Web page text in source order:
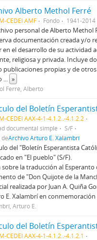
Alberto Methol Ferré
CEDEI AMF Fondo 1941-2014
personal de Alberto Methol
documentación creada y/o
en el desarrollo de su actividad
religiosa y privada. Incluye
publicaciones propias y de
... »
Ferré, Alberto
CEDEI AAX-4-1-4.1.2..-4.1.2.2
documental simple
S/F
deArchivo Arturo E. Xalambrí
del "Boletín Esperantista
en "El pueblo" (S/F).
sobre la traducción al Esperanto
de "Don Quijote de la
realizada por Juan A. Quiña
E. Xalambrí en conmemoración
Arturo E.
CEDEI AAX-4-1-4.1.2..-4.1.2.1